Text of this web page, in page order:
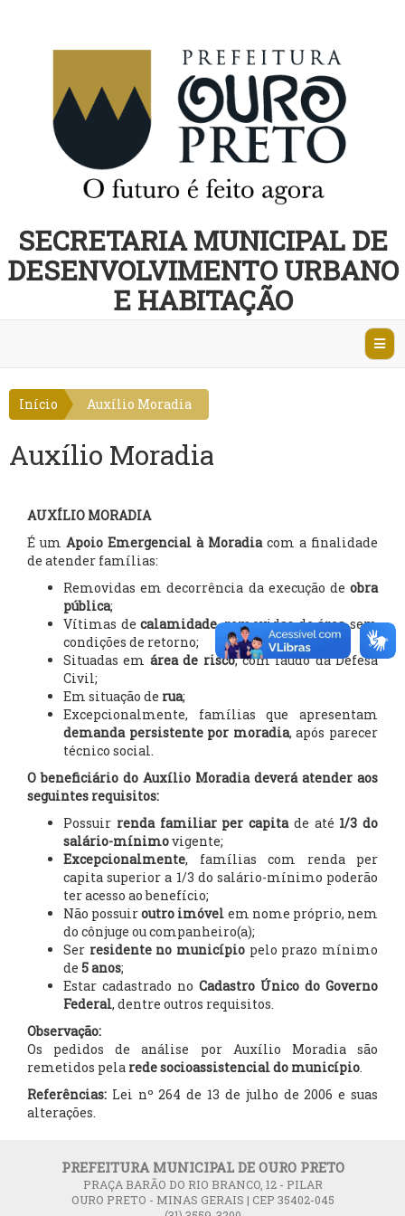
SECRETARIA MUNICIPAL DE
DESENVOLVIMENTO URBANO
E HABITAÇÃO
Início Auxílio Moradia
Auxílio Moradia
AUXÍLIO MORADIA
É um Apoio Emergencial à Moradiacom a finalidade
de atender famílias:
Removidas em decorrência da execução de obra
pública;
Vítimas decalamidade, removidas de área sem
condições de retorno;
Situadas em área de risco, com laudo da Defesa
Civil;
Em situação de rua;
Excepcionalmente, famílias que apresentam
demanda persistente por moradia, após parecer
técnico social.
O beneficiário do Auxílio Moradia deverá atender aos
seguintes requisitos:
Possuir renda familiar per capitade até 1/3 do
salário-mínimovigente;
Excepcionalmente, famílias com renda per
capita superior a 1/3 do salário-mínimo poderão
ter acesso ao benefício;
Não possuiroutro imóvel em nome próprio, nem
do cônjuge ou companheiro(a);
Ser residente no município pelo prazo mínimo
de 5 anos;
Estar cadastrado no Cadastro Único do Governo
Federal, dentre outros requisitos.
Observação:
Os pedidos de análise por Auxílio Moradia são
remetidos pela rede socioassistencial do município.
Referências: Lei nº 264 de 13 de julho de 2006 e suas
alterações.
PREFEITURA MUNICIPAL DE OURO PRETO
PRAÇA BARÃO DO RIO BRANCO, 12 - PILAR
OURO PRETO - MINAS GERAIS | CEP 35402-045